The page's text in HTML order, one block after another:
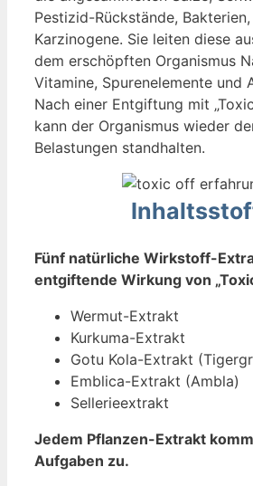
Pestizid-Rückstände,
Karzinogene. Sie leiten diese
dem erschöpften Organismus
Vitamine, Spurenelemente und
Nach einer Entgiftung mit
kann der Organismus wieder
Belastungen standhalten.
Fünf natürliche Wirkstoff-
entgiftende Wirkung von
Wermut-Extrakt
Kurkuma-Extrakt
Gotu Kola-Extrakt
Emblica-Extrakt (Ambla)
Sellerieextrakt
Jedem Pflanzen-Extrakt
Aufgaben zu.